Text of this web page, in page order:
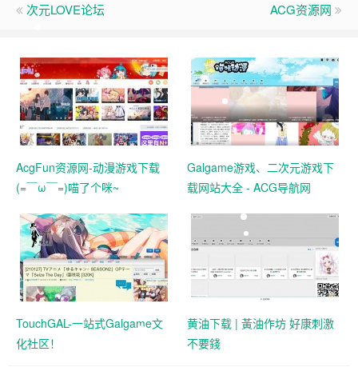
次元LOVE论坛 ACG资源网
AcgFun资源网-动漫游戏下载
(=￣ω￣=)喵了个咪~
Galgame游戏、二次元游戏下
载网站大全 - ACG导航网
TouchGAL-一站式Galgame文
化社区！
黄油下载 | 黃油作坊 好康刺激
不要錢